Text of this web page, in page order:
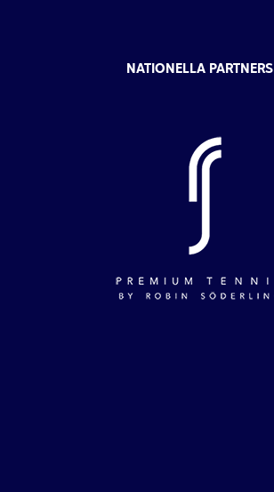
NATIONELLA PARTNERS